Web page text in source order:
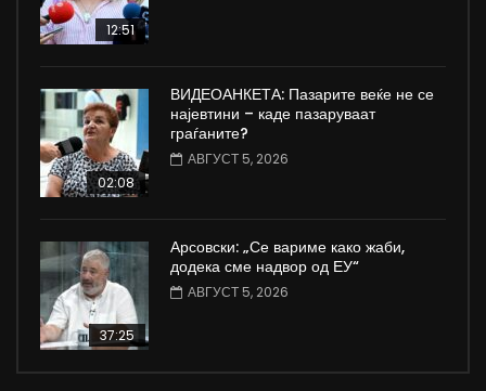
12:51
02:08
ВИДЕОАНКЕТА: Пазарите веќе не се
најевтини – каде пазаруваат
граѓаните?
АВГУСТ 5, 2026
37:25
Арсовски: „Се вариме како жаби,
додека сме надвор од ЕУ“
АВГУСТ 5, 2026